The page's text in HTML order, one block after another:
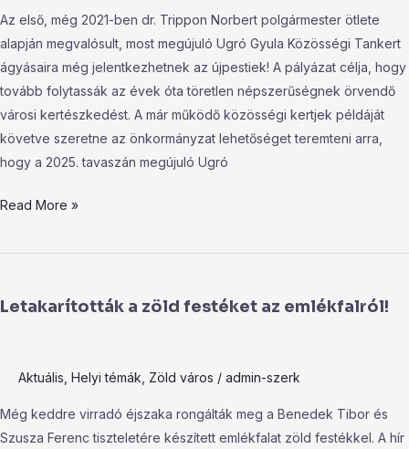
Az első, még 2021-ben dr. Trippon Norbert polgármester ötlete
alapján megvalósult, most megújuló Ugró Gyula Közösségi Tankert
ágyásaira még jelentkezhetnek az újpestiek! A pályázat célja, hogy
tovább folytassák az évek óta töretlen népszerűségnek örvendő
városi kertészkedést. A már működő közösségi kertjek példáját
követve szeretne az önkormányzat lehetőséget teremteni arra,
hogy a 2025. tavaszán megújuló Ugró
Tankert
ágyásaira!
Read More »
Letakarították a zöld festéket az emlékfalról!
Aktuális Helyi témák Zöld város / admin-szerk
Még keddre virradó éjszaka rongálták meg a Benedek Tibor és
Szusza Ferenc tiszteletére készített emlékfalat zöld festékkel. A hír
zöld
emlékfalról!